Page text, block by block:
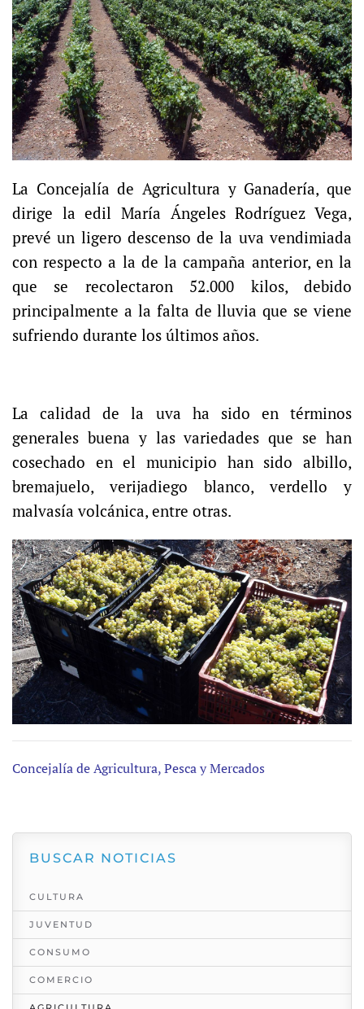
La Concejalía de Agricultura y Ganadería, que
dirige la edil María Ángeles Rodríguez Vega,
prevé un ligero descenso de la uva vendimiada
con respecto a la de la campaña anterior, en la
que se recolectaron 52.000 kilos, debido
principalmente a la falta de lluvia que se viene
sufriendo durante los últimos años.
La calidad de la uva ha sido en términos
generales buena y las variedades que se han
cosechado en el municipio han sido albillo,
bremajuelo, verijadiego blanco, verdello y
malvasía volcánica, entre otras.
Concejalía de Agricultura, Pesca y Mercados
BUSCAR NOTICIAS
CULTURA
JUVENTUD
CONSUMO
COMERCIO